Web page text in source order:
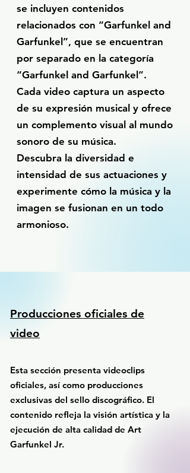
se incluyen contenidos
relacionados con “Garfunkel and
Garfunkel”, que se encuentran
por separado en la categoría
“Garfunkel and Garfunkel”.
Cada video captura un aspecto
de su expresión musical y ofrece
un complemento visual al mundo
sonoro de su música.
Descubra la diversidad e
intensidad de sus actuaciones y
experimente cómo la música y la
imagen se fusionan en un todo
armonioso.
Producciones oficiales de
video
Esta sección presenta videoclips
oficiales, así como producciones
exclusivas del sello discográfico. El
contenido refleja la visión artística y la
ejecución de alta calidad de Art
Garfunkel Jr.